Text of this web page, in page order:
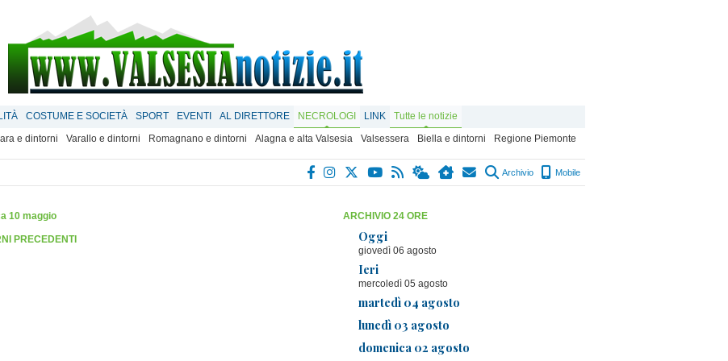
COSTUME E SOCIETÀ SPORT EVENTI AL DIRETTORE NECROLOGI LINK
Tutte le notizie
e dintorni Varallo e dintorni Romagnano e dintorni Alagna e alta Valsesia Valsessera Biella e dintorni Regione Piemonte
Archivio Mobile
ARCHIVIO 24 ORE
Oggi
giovedì 06 agosto
Ieri
mercoledì 05 agosto
martedì 04 agosto
lunedì 03 agosto
domenica 02 agosto
10 maggio
PRECEDENTI